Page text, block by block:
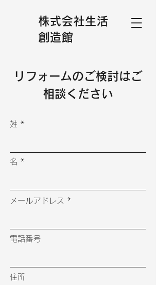
株式会社生活
創造館
リフォームのご検討はご
相談ください
姓
名
メールアドレス
電話番号
住所